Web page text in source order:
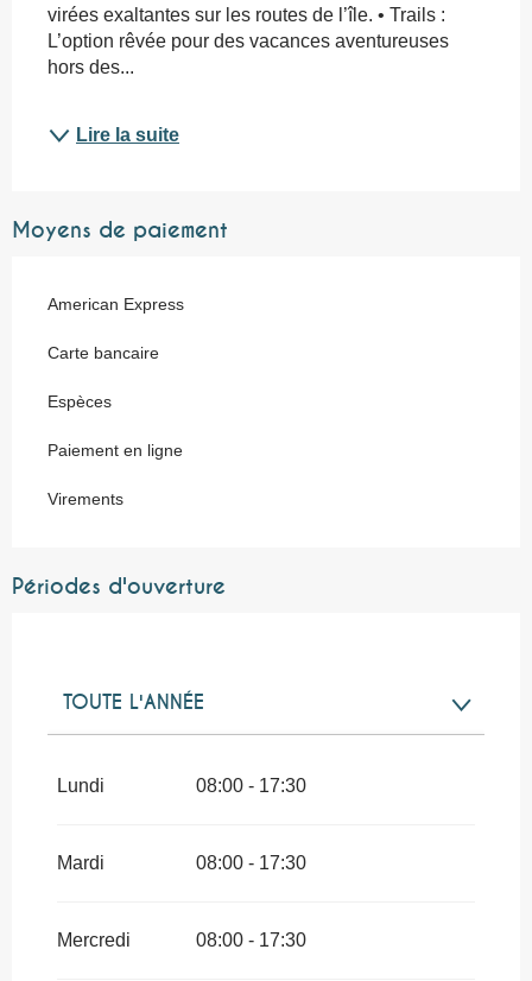
virées exaltantes sur les routes de l’île. • Trails :
L’option rêvée pour des vacances aventureuses
hors des...
Lire la suite
Moyens de paiement
American Express
Carte bancaire
Espèces
Paiement en ligne
Virements
Périodes d'ouverture
TOUTE L'ANNÉE
Lundi 08:00 - 17:30
Mardi 08:00 - 17:30
Mercredi 08:00 - 17:30